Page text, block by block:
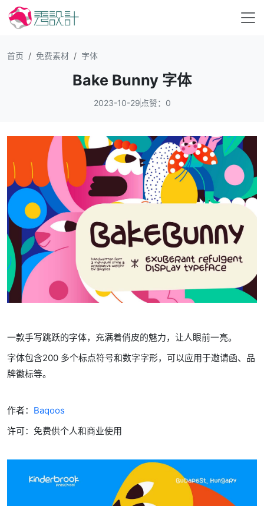
首页 免费素材 字体
Bake Bunny 字体
2023-10-29 点赞：0
一款手写跳跃的字体，充满着俏皮的魅力，让人眼前一亮。
字体包含200 多个标点符号和数字字形，可以应用于邀请函、品
牌徽标等。
作者： Baqoos
许可：免费供个人和商业使用